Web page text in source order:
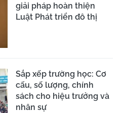
giải pháp hoàn thiện
Luật Phát triển đô thị
Sắp xếp trường học: Cơ
cấu, số lượng, chính
sách cho hiệu trưởng và
nhân sự